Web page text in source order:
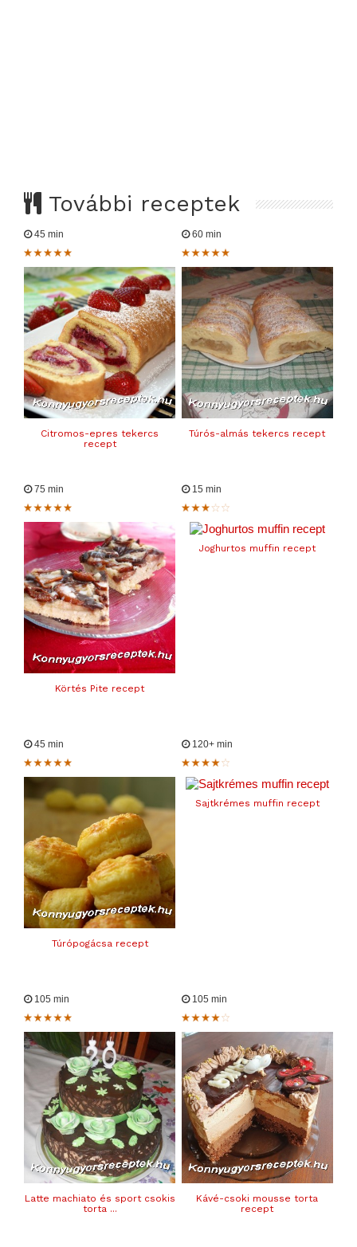
További receptek
45 min
Citromos-epres tekercs
recept
60 min
Túrós-almás tekercs recept
75 min
Körtés Pite recept
15 min
Joghurtos muffin recept
45 min
Túrópogácsa recept
120+ min
Sajtkrémes muffin recept
105 min
Latte machiato és sport csokis
torta ...
105 min
Kávé-csoki mousse torta
recept